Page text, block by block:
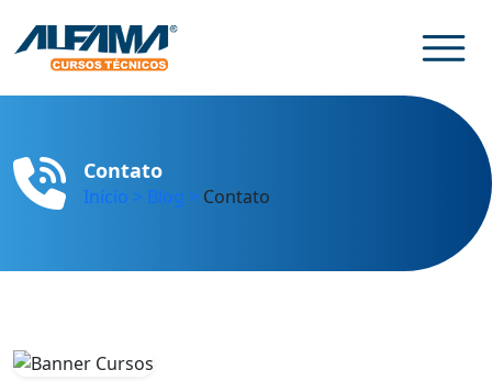
Contato
Início > Blog > Contato